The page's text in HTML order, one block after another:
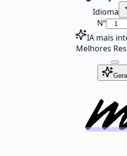
Idioma
Nº
IA mais
Melhores